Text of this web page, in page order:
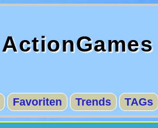
ActionGames
Favoriten Trends TAGs